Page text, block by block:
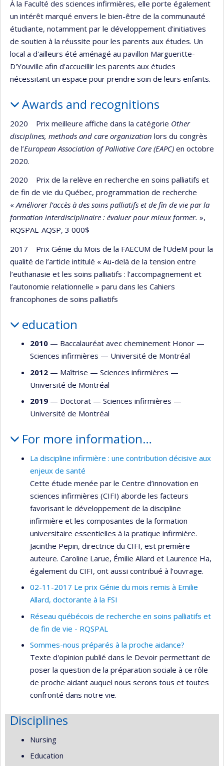
À la Faculté des sciences infirmières, elle porte également
un intérêt marqué envers le bien-être de la communauté
étudiante, notamment par le développement d'initiatives
de soutien à la réussite pour les parents aux études. Un
local a d'ailleurs été aménagé au pavillon Margueritte-
D'Youville afin d'accueillir les parents aux études
nécessitant un espace pour prendre soin de leurs enfants.
Awards and recognitions
2020 Prix meilleure affiche dans la catégorie Other
disciplines, methods and care organization lors du congrès
de l’European Association of Palliative Care (EAPC) en octobre
2020.
2020 Prix de la relève en recherche en soins palliatifs et
de fin de vie du Québec, programmation de recherche
«Améliorer l’accès à des soins palliatifs et de fin de vie par la
formation interdisciplinaire : évaluer pour mieux former. »,
RQSPAL-AQSP, 3 000$
2017 Prix Génie du Mois de la FAECUM de l’UdeM pour la
qualité de l’article intitulé « Au-delà de la tension entre
l’euthanasie et les soins palliatifs : l’accompagnement et
l’autonomie relationnelle » paru dans les Cahiers
francophones de soins palliatifs
education
2010 — Baccalauréat avec cheminement Honor —
Sciences infirmières — Université de Montréal
2012 — Maîtrise — Sciences infirmières —
Université de Montréal
2019 — Doctorat — Sciences infirmières —
Université de Montréal
For more information…
La discipline infirmière : une contribution décisive aux
enjeux de santé
Cette étude menée par le Centre d’innovation en
sciences infirmières (CIFI) aborde les facteurs
favorisant le développement de la discipline
infirmière et les composantes de la formation
universitaire essentielles à la pratique infirmière.
Jacinthe Pepin, directrice du CIFI, est première
auteure. Caroline Larue, Émilie Allard et Laurence Ha,
également du CIFI, ont aussi contribué à l’ouvrage.
02-11-2017 Le prix Génie du mois remis à Emilie
Allard, doctorante à la FSI
Réseau québécois de recherche en soins palliatifs et
de fin de vie - RQSPAL
Sommes-nous préparés à la proche aidance?
Texte d'opinion publié dans le Devoir permettant de
poser la question de la préparation sociale à ce rôle
de proche aidant auquel nous serons tous et toutes
confronté dans notre vie.
Disciplines
Nursing
Education